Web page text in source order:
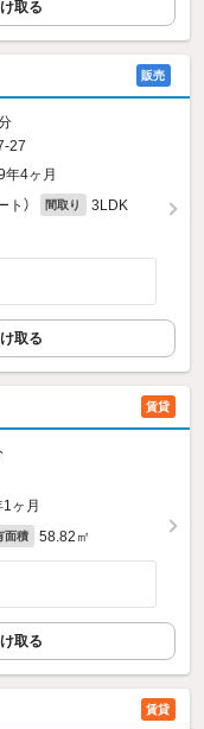
取る
販売
27
年4ヶ月
ト） 間取り 3LDK
取る
賃貸
ヶ月
面積 58.82㎡
取る
賃貸